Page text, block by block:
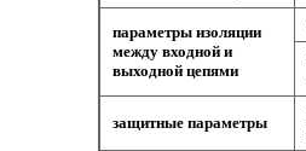
параметры изоляции
между входной и
выходной цепями
защитные параметры